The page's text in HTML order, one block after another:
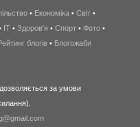
беспроводной
интернет
киев
wimax
в
• Економіка • Світ •
IT • Здоров'я • Спорт • Фото •
блогів • Блогожаби
дозволяється за умови